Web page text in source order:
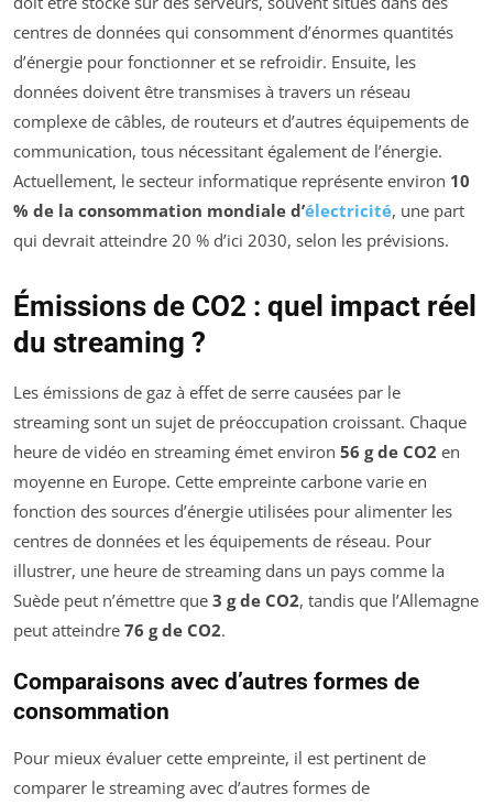
centres de données qui consomment d’énormes quantités
d’énergie pour fonctionner et se refroidir. Ensuite, les
données doivent être transmises à travers un réseau
complexe de câbles, de routeurs et d’autres équipements de
communication, tous nécessitant également de l’énergie.
Actuellement, le secteur informatique représente environ 10
% de la consommation mondiale d’électricité, une part
qui devrait atteindre 20 % d’ici 2030, selon les prévisions.
Émissions de CO2 : quel impact réel
du streaming ?
Les émissions de gaz à effet de serre causées par le
streaming sont un sujet de préoccupation croissant. Chaque
heure de vidéo en streaming émet environ 56 g de CO2 en
moyenne en Europe. Cette empreinte carbone varie en
fonction des sources d’énergie utilisées pour alimenter les
centres de données et les équipements de réseau. Pour
illustrer, une heure de streaming dans un pays comme la
Suède peut n’émettre que 3 g de CO2, tandis que l’Allemagne
peut atteindre 76 g de CO2.
Comparaisons avec d’autres formes de
consommation
Pour mieux évaluer cette empreinte, il est pertinent de
comparer le streaming avec d’autres formes de